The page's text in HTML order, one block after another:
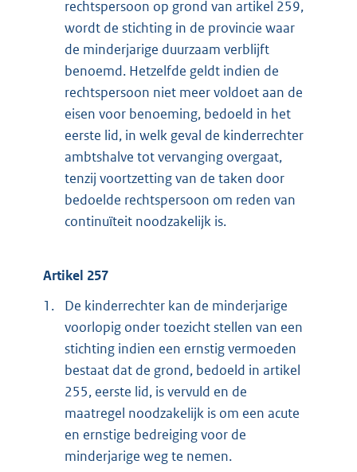
rechtspersoon op grond van artikel 259,
wordt de stichting in de provincie waar
de minderjarige duurzaam verblijft
benoemd. Hetzelfde geldt indien de
rechtspersoon niet meer voldoet aan de
eisen voor benoeming, bedoeld in het
eerste lid, in welk geval de kinderrechter
ambtshalve tot vervanging overgaat,
tenzij voortzetting van de taken door
bedoelde rechtspersoon om reden van
continuïteit noodzakelijk is.
Artikel 257
1.
De kinderrechter kan de minderjarige
voorlopig onder toezicht stellen van een
stichting indien een ernstig vermoeden
bestaat dat de grond, bedoeld in artikel
255, eerste lid, is vervuld en de
maatregel noodzakelijk is om een acute
en ernstige bedreiging voor de
minderjarige weg te nemen.